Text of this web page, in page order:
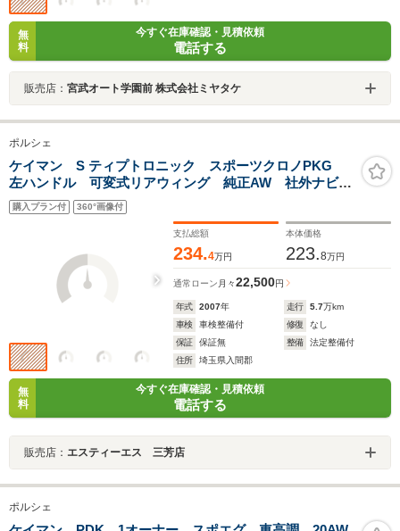
無
料
今すぐ在庫確認・見積依頼
電話する
販売店： 宮武オート学園前 株式会社ミヤタケ
ポルシェ
ケイマン S ティプトロニック スポーツクロノPKG
左ハンドル 可変式リアウィング 純正AW 社外ナビ
フルセグTV Bluetooth バックカメラ ハーフレザーシ
ート パワーシート 前後ドラレコ ETC車載器
購入プラン付 360°画像付
支払総額
234.4万円
本体価格
223.8万円
通常ローン 月々22,500円
年式 2007年 走行 5.7万km
車検
車検整備付 修復
なし
保証
保証無 整備
法定整備付
住所
埼玉県入間郡
無
料
今すぐ在庫確認・見積依頼
電話する
販売店： エスティーエス 三芳店
ポルシェ